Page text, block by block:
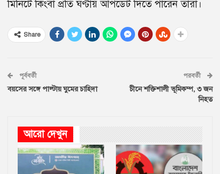
মিনিটে কিংবা প্রতি ঘণ্টায় আপডেট দিতে পারেন তারা।
Share
পূর্ববর্তী
বয়সের সঙ্গে পাল্টায় ঘুমের চাহিদা
পরবর্তী
চীনে শক্তিশালী ভূমিকম্প, ৩ জন
নিহত
আরো দেখুন